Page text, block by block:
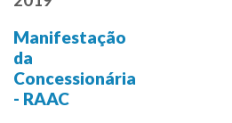
Manifestação
da
Concessionária
- RAAC